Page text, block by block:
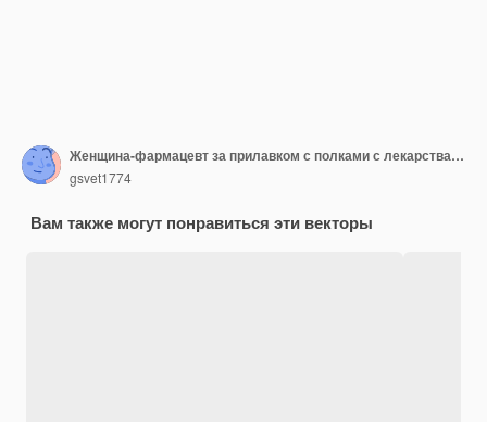
Женщина-фармацевт за прилавком с полками с лекарствами на фоновой векторной иллюстрации
gsvet1774
Вам также могут понравиться эти векторы